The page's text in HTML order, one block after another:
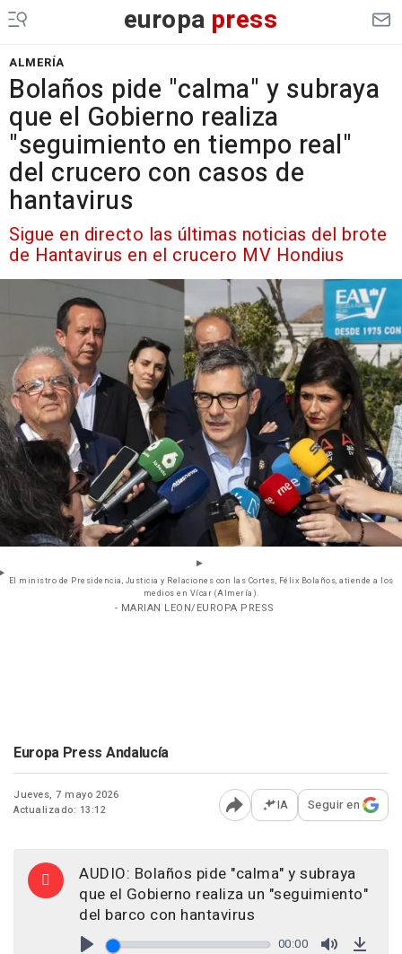
europa press
ALMERÍA
Bolaños pide "calma" y subraya
que el Gobierno realiza
"seguimiento en tiempo real"
del crucero con casos de
hantavirus
Sigue en directo las últimas noticias del brote
de Hantavirus en el crucero MV Hondius
El ministro de Presidencia, Justicia y Relaciones con las Cortes, Félix Bolaños, atiende a los
medios en Vícar (Almería).
- MARIAN LEON/EUROPA PRESS
Europa Press Andalucía
Jueves, 7 mayo 2026
Actualizado: 13:12
Abrir opciones para
IA Seguir en
AUDIO: Bolaños pide "calma" y subraya
que el Gobierno realiza un "seguimiento"
del barco con hantavirus
00:00